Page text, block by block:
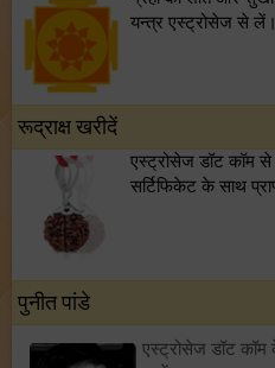
यन्त्र एस्ट्रोसेज से लें।
रूद्राक्ष खरीदें
एस्ट्रोसेज डॉट कॉम से
सर्टिफिकेट के साथ
पुनीत पांडे
एस्ट्रोसेज डॉट कॉम